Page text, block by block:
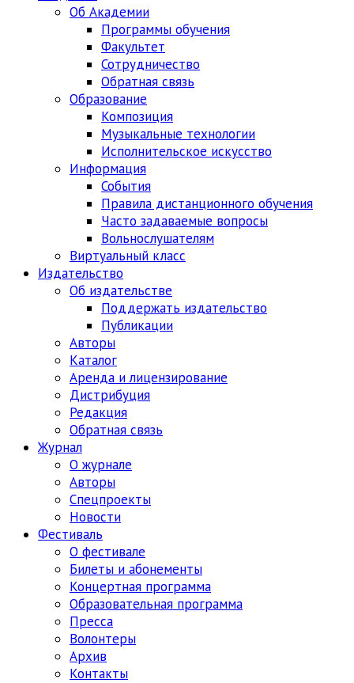
Об Академии
Программы обучения
Факультет
Сотрудничество
Обратная связь
Образование
Композиция
Музыкальные технологии
Исполнительское искусство
Информация
События
Правила дистанционного обучения
Часто задаваемые вопросы
Вольнослушателям
Виртуальный класс
Издательство
Об издательстве
Поддержать издательство
Публикации
Авторы
Каталог
Аренда и лицензирование
Дистрибуция
Редакция
Обратная связь
Журнал
О журнале
Авторы
Спецпроекты
Новости
Фестиваль
О фестивале
Билеты и абонементы
Концертная программа
Образовательная программа
Пресса
Волонтеры
Архив
Контакты